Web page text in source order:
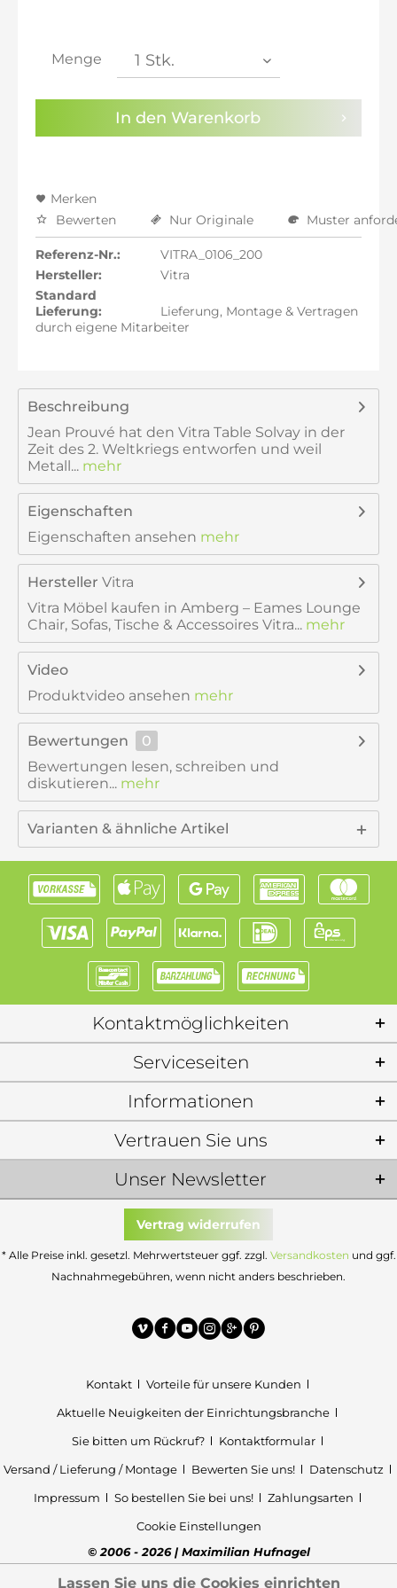
Sie haben dieDatenschutzbestimmungen
Kenntnis genommen.
Menge
In den Warenkorb
Merken
Bewerten
Nur Originale Muster
Referenz-Nr.:
VITRA_0106_200
Hersteller:
Vitra
Standard
Lieferung:
Lieferung, Montage & Vertragen
durch eigene Mitarbeiter
Beschreibung
Jean Prouvé hat den Vitra Table Solvay in der
Zeit des 2. Weltkriegs entworfen und weil
Metall... mehr
Eigenschaften
Eigenschaften ansehen mehr
Hersteller Vitra
Vitra Möbel kaufen in Amberg – Eames Lounge
Chair, Sofas, Tische & Accessoires Vitra... mehr
Video
Produktvideo ansehen mehr
Bewertungen
0
Bewertungen lesen, schreiben und
diskutieren... mehr
Varianten & ähnliche Artikel
Kontaktmöglichkeiten
Serviceseiten
Informationen
Unser Newsletter
Vertrauen Sie uns
Vertrag widerrufen
* Alle Preise inkl. gesetzl. Mehrwertsteuer ggf. zzgl. Versandkosten und ggf.
Nachnahmegebühren, wenn nicht anders beschrieben.
Kontakt
Vorteile für unsere Kunden
Aktuelle Neuigkeiten der Einrichtungsbranche
Sie bitten um Rückruf?
Kontaktformular
Versand / Lieferung / Montage
Bewerten Sie uns!
Datenschutz
Impressum
So bestellen Sie bei uns!
Zahlungsarten
Cookie Einstellungen
© 2006 - 2026 | Maximilian Hufnagel
Lassen Sie uns die Cookies einrichten